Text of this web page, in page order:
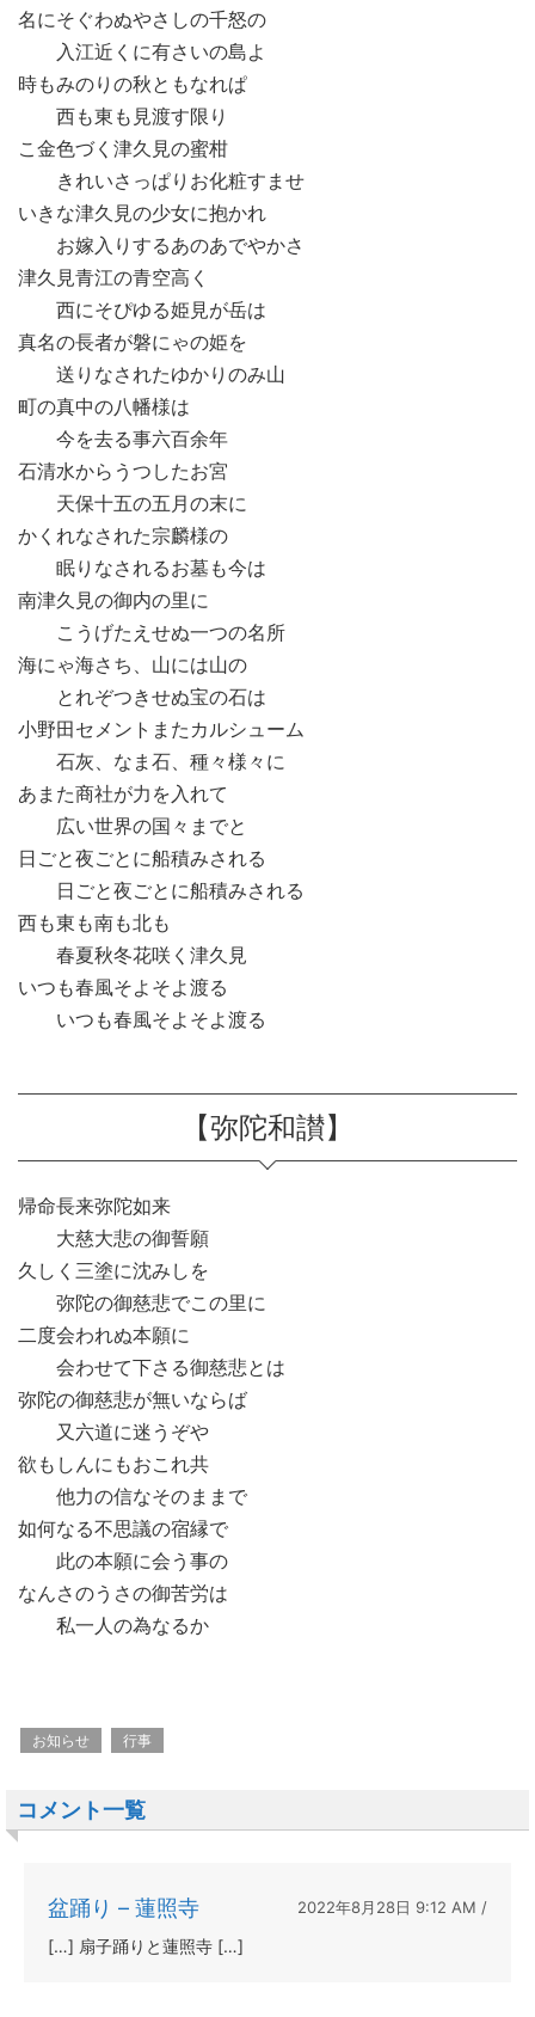
名にそぐわぬやさしの千怒の
入江近くに有さいの島よ
時もみのりの秋ともなれぱ
西も東も見渡す限り
こ金色づく津久見の蜜柑
きれいさっぱりお化粧すませ
いきな津久見の少女に抱かれ
お嫁入りするあのあでやかさ
津久見青江の青空高く
西にそぴゆる姫見が岳は
真名の長者が磐にゃの姫を
送りなされたゆかりのみ山
町の真中の八幡様は
今を去る事六百余年
石清水からうつしたお宮
天保十五の五月の末に
かくれなされた宗麟様の
眠りなされるお墓も今は
南津久見の御内の里に
こうげたえせぬ一つの名所
海にゃ海さち、山には山の
とれぞつきせぬ宝の石は
小野田セメントまたカルシューム
石灰、なま石、種々様々に
あまた商社が力を入れて
広い世界の国々までと
日ごと夜ごとに船積みされる
日ごと夜ごとに船積みされる
西も東も南も北も
春夏秋冬花咲く津久見
いつも春風そよそよ渡る
いつも春風そよそよ渡る
【弥陀和讃】
帰命長来弥陀如来
大慈大悲の御誓願
久しく三塗に沈みしを
弥陀の御慈悲でこの里に
二度会われぬ本願に
会わせて下さる御慈悲とは
弥陀の御慈悲が無いならば
又六道に迷うぞや
欲もしんにもおこれ共
他力の信なそのままで
如何なる不思議の宿縁で
此の本願に会う事の
なんさのうさの御苦労は
私一人の為なるか
お知らせ 行事
コメント一覧
盆踊り – 蓮照寺 2022年8月28日 9:12 AM /
[…] 扇子踊りと蓮照寺 […]